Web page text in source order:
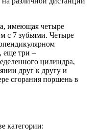
имеющая четыре
с 7 зубьями. Четыре
еще три –
цилиндра,
друг к другу и
сгорания поршень в
категории: